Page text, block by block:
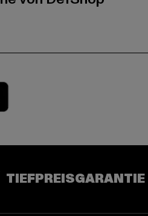
TIEFPREISGARANTIE